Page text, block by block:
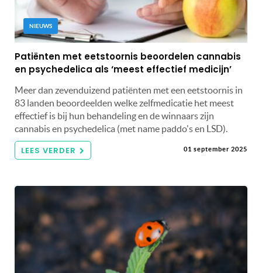
NIEUWS
Patiënten met eetstoornis beoordelen cannabis
en psychedelica als ‘meest effectief medicijn’
Meer dan zevenduizend patiënten met een eetstoornis in
83 landen beoordeelden welke zelfmedicatie het meest
effectief is bij hun behandeling en de winnaars zijn
cannabis en psychedelica (met name paddo's en LSD).
LEES VERDER 01 september 2025